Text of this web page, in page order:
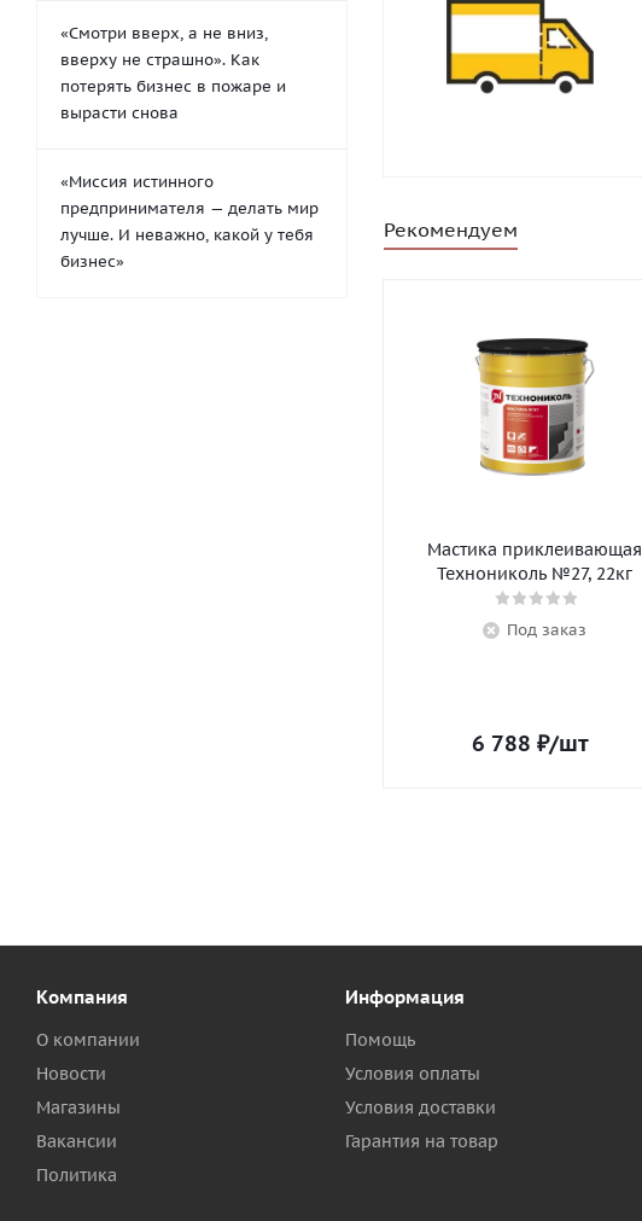
Рекомендуем
Мастика приклеивающая
Технониколь №27, 22кг
Под заказ
6 788 ₽/шт
«Смотри вверх, а не вниз,
вверху не страшно». Как
потерять бизнес в пожаре и
вырасти снова
«Миссия истинного
предпринимателя — делать мир
лучше. И неважно, какой у тебя
бизнес»
Компания
О компании
Новости
Магазины
Вакансии
Политика
Информация
Помощь
Условия оплаты
Условия доставки
Гарантия на товар